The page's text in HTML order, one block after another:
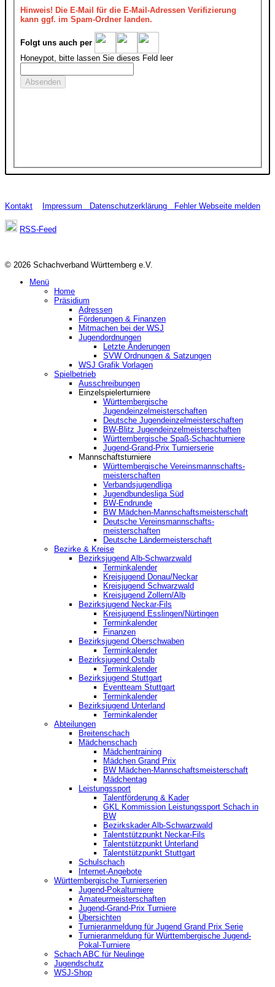
Hinweis!Die E-Mail für die E-Mail-Adressen Verifizierung
kann ggf. im Spam-Ordner landen.
Folgt uns auch per
Honeypot, bitte lassen Sie dieses Feld leer
Kontakt Impressum Datenschutzerklärung Fehler Webseite melden
RSS-Feed
© 2026 Schachverband Württemberg e.V.
Menü
Home
Präsidium
Adressen
Förderungen & Finanzen
Mitmachen bei der WSJ
Jugendordnungen
Letzte Änderungen
SVW Ordnungen & Satzungen
WSJ Grafik Vorlagen
Spielbetrieb
Ausschreibungen
Einzelspielerturniere
Württembergische
Jugendeinzelmeisterschaften
Deutsche Jugendeinzelmeisterschaften
BW-Blitz Jugendeinzelmeisterschaften
Württembergische Spaß-Schachturniere
Jugend-Grand-Prix Turnierserie
Mannschaftsturniere
Württembergische Vereinsmannschafts-
meisterschaften
Verbandsjugendliga
Jugendbundesliga Süd
BW-Endrunde
BW Mädchen-Mannschaftsmeisterschaft
Deutsche Vereinsmannschafts-
meisterschaften
Deutsche Ländermeisterschaft
Bezirke & Kreise
Bezirksjugend Alb-Schwarzwald
Terminkalender
Kreisjugend Donau/Neckar
Kreisjugend Schwarzwald
Kreisjugend Zollern/Alb
Bezirksjugend Neckar-Fils
Kreisjugend ‎Esslingen/Nürtingen
Terminkalender
Finanzen
Bezirksjugend Oberschwaben
Terminkalender
Bezirksjugend Ostalb
Terminkalender
Bezirksjugend Stuttgart
‎Eventteam Stuttgart
Terminkalender
Bezirksjugend Unterland
Terminkalender
Abteilungen
Breitenschach
Mädchenschach
Mädchentraining
Mädchen Grand Prix
BW Mädchen-Mannschaftsmeisterschaft
Mädchentag
Leistungssport
Talentförderung & Kader
GKL Kommission Leistungssport Schach in
BW
Bezirkskader Alb-Schwarzwald
Talentstützpunkt Neckar-Fils
Talentstützpunkt Unterland
Talentstützpunkt Stuttgart
Schulschach
Internet-Angebote
Württembergische Turnierserien
Jugend-Pokalturniere
Amateurmeisterschaften
Jugend-Grand-Prix Turniere
Übersichten
Turnieranmeldung für Jugend Grand Prix Serie
Turnieranmeldung für Württembergische Jugend-
Pokal-Turniere
Schach ABC für Neulinge
Jugendschutz
WSJ-Shop